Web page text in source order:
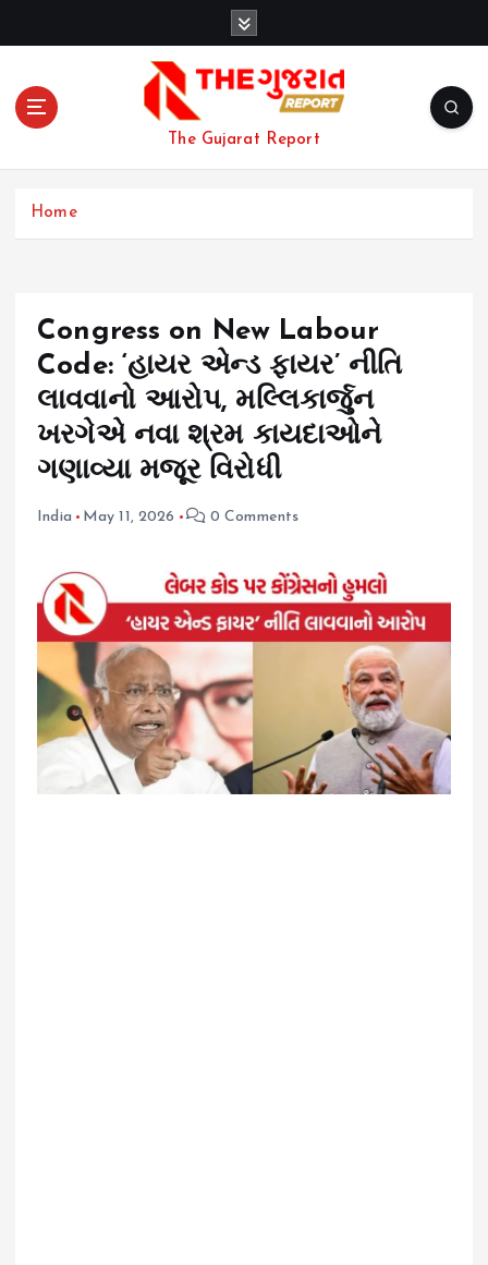
The Gujarat Report
Home
Congress on New Labour
Code: ‘હાયર એન્ડ ફાયર’ નીતિ
લાવવાનો આરોપ, મલ્લિકાર્જુન
ખરગેએ નવા શ્રમ કાયદાઓને
ગણાવ્યા મજૂર વિરોધી
India May 11, 2026 0 Comments